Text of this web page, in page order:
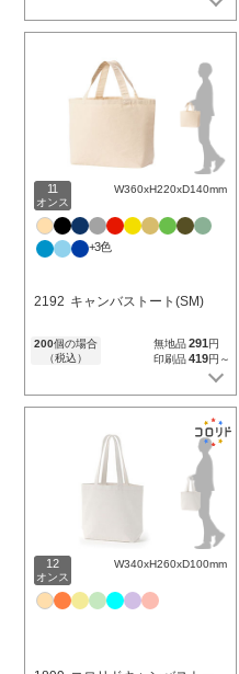
11
オンス
W360xH220xD140mm
+3色
2192 キャンバストート(SM)
200個の場合
（税込）
無地品291円
印刷品419円～
12
オンス
W340xH260xD100mm